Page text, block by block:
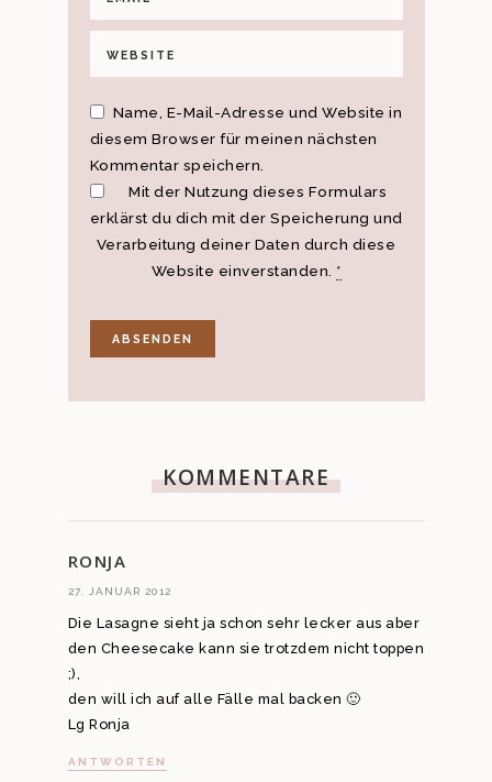
Name, E-Mail-Adresse und Website in
diesem Browser für meinen nächsten
Kommentar speichern.
Mit der Nutzung dieses Formulars
erklärst du dich mit der Speicherung und
Verarbeitung deiner Daten durch diese
Website einverstanden. *
KOMMENTARE
RONJA
27. JANUAR 2012
Die Lasagne sieht ja schon sehr lecker aus aber
den Cheesecake kann sie trotzdem nicht toppen
;),
den will ich auf alle Fälle mal backen 🙂
Lg Ronja
ANTWORTEN